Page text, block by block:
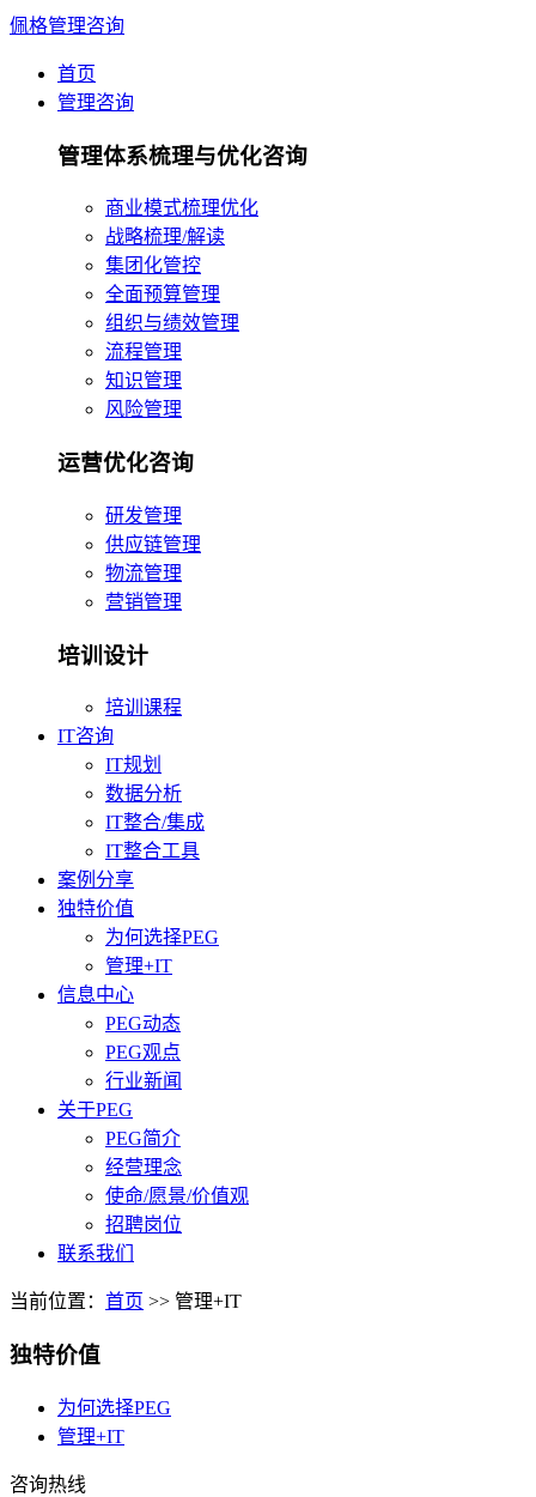
佩格管理咨询
首页
管理咨询
管理体系梳理与优化咨询
商业模式梳理优化
战略梳理/解读
集团化管控
全面预算管理
组织与绩效管理
流程管理
知识管理
风险管理
运营优化咨询
研发管理
供应链管理
物流管理
营销管理
培训设计
培训课程
IT咨询
IT规划
数据分析
IT整合/集成
IT整合工具
案例分享
独特价值
为何选择PEG
管理+IT
信息中心
PEG动态
PEG观点
行业新闻
关于PEG
PEG简介
经营理念
使命/愿景/价值观
招聘岗位
联系我们
当前位置： 首页 >> 管理+IT
独特价值
为何选择PEG
管理+IT
咨询热线